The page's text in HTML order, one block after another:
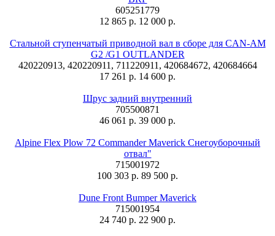
605251779
12 865 р. 12 000 р.
Стальной ступенчатый приводной вал в сборе для CAN-AM
G2 /G1 OUTLANDER
420220913, 420220911, 711220911, 420684672, 420684664
17 261 р. 14 600 р.
Шрус задний внутренний
705500871
46 061 р. 39 000 р.
Alpine Flex Plow 72 Commander Maverick Снегоуборочный
отвал"
715001972
100 303 р. 89 500 р.
Dune Front Bumper Maverick
715001954
24 740 р. 22 900 р.